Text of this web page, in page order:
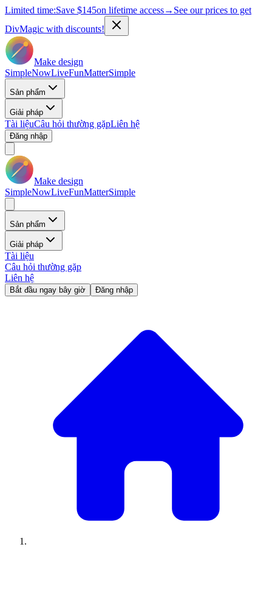
Limited time:Save $145on lifetime access→ See our prices to get
DivMagic with discounts!
Make design
SimpleNowLiveFunMatterSimple
Sản phẩm
Giải pháp
Tài liệuCâu hỏi thường gặpLiên hệ
Đăng nhập
Make design
SimpleNowLiveFunMatterSimple
Sản phẩm
Giải pháp
Tài liệu
Câu hỏi thường gặp
Liên hệ
Bắt đầu ngay bây giờ Đăng nhập